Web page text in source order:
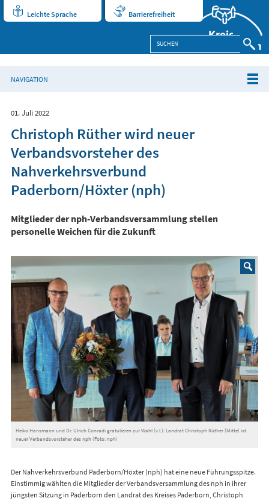
Leichte Sprache Barrierefreiheit
NAVIGATION
01. Juli 2022
Christoph Rüther wird neuer
Verbandsvorsteher des
Nahverkehrsverbund
Paderborn/Höxter (nph)
Mitglieder der nph-Verbandsversammlung stellen
personelle Weichen für die Zukunft
Heiko Hansmann und Dr. Ulrich Conradi gratulieren zur Wahl (v.l.): Landrat Christoph Rüther (Mitte) ist
neuer Verbandsvorsteher des nph (Foto: nph)
Der Nahverkehrsverbund Paderborn/Höxter (nph) hat eine neue Führungsspitze.
Einstimmig wählten die Mitglieder der Verbandsversammlung des nph in ihrer
jüngsten Sitzung in Paderborn den Landrat des Kreises Paderborn, Christoph